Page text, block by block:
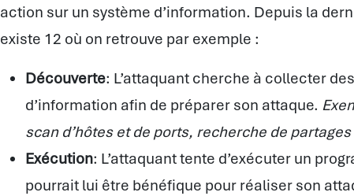
action sur un système d’information. Depuis la
existe 12 où on retrouve par exemple :
Découverte: L’attaquant cherche à collecter
d’information afin de préparer son attaque.
scan d’hôtes et de ports, recherche de
Exécution: L’attaquant tente d’exécuter un
pourrait lui être bénéfique pour réaliser son